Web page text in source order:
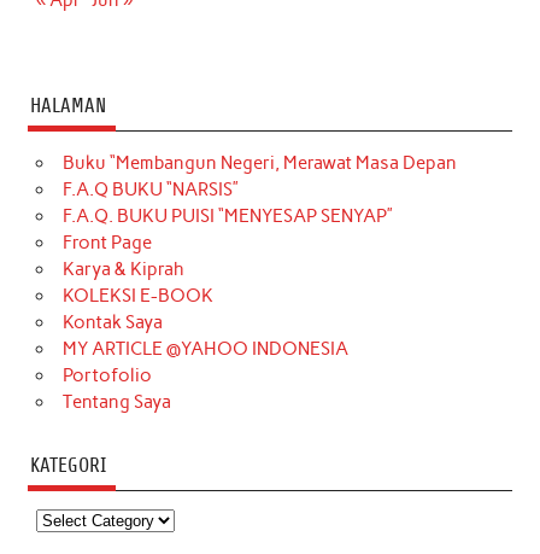
HALAMAN
Buku “Membangun Negeri, Merawat Masa Depan
F.A.Q BUKU “NARSIS”
F.A.Q. BUKU PUISI “MENYESAP SENYAP”
Front Page
Karya & Kiprah
KOLEKSI E-BOOK
Kontak Saya
MY ARTICLE @YAHOO INDONESIA
Portofolio
Tentang Saya
KATEGORI
Kategori